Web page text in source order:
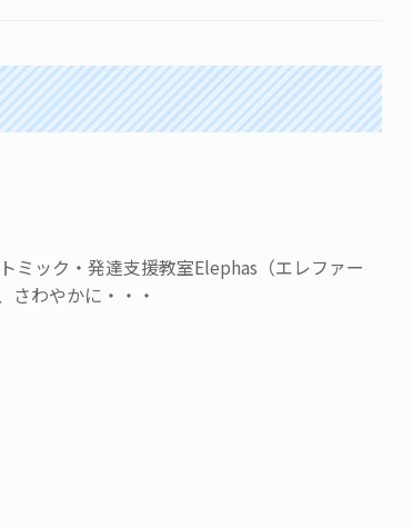
ミック・発達支援教室Elephas（エレファー
さわやかに・・・